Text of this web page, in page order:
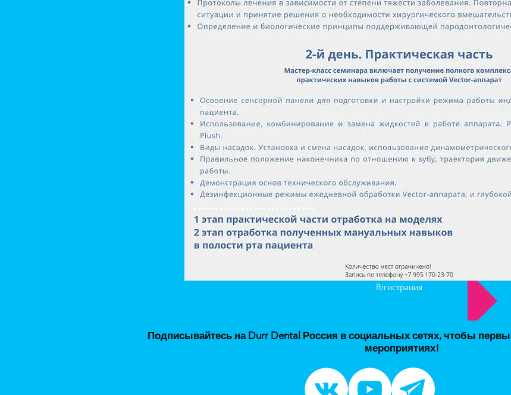
Регистрация
Подписывайтесь на Durr Dental Россия в социальных сетях, чтобы
мероприятиях!